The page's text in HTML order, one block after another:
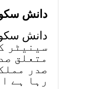
دانش
سینیٹر
متعلق
صدر
رہا ہے